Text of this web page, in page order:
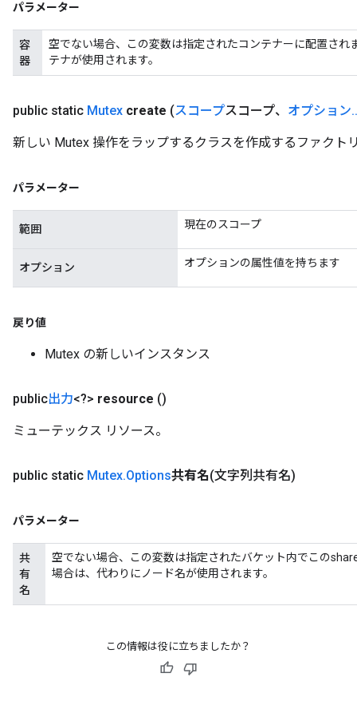
パラメーター
容
器
空でない場合、この変数は指定されたコンテナーに配置さ
テナが使用されます。
public static Mutex create (スコープスコープ、 オプション..
新しい Mutex 操作をラップするクラスを作成するファクト
パラメーター
範囲 現在のスコープ
オプション オプションの属性値を持ちます
戻り値
Mutex の新しいインスタンス
public出力<?> resource ()
ミューテックス リソース。
public static Mutex.Options共有名(文字列共有名)
パラメーター
共
有
名
空でない場合、この変数は指定されたバケット内でこの
場合は、代わりにノード名が使用されます。
この情報は役に立ちましたか？